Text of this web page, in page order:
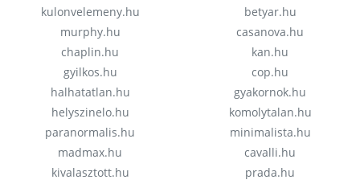
kulonvelemeny.hu
murphy.hu
chaplin.hu
gyilkos.hu
halhatatlan.hu
helyszinelo.hu
paranormalis.hu
madmax.hu
kivalasztott.hu
betyar.hu
casanova.hu
kan.hu
cop.hu
gyakornok.hu
komolytalan.hu
minimalista.hu
cavalli.hu
prada.hu